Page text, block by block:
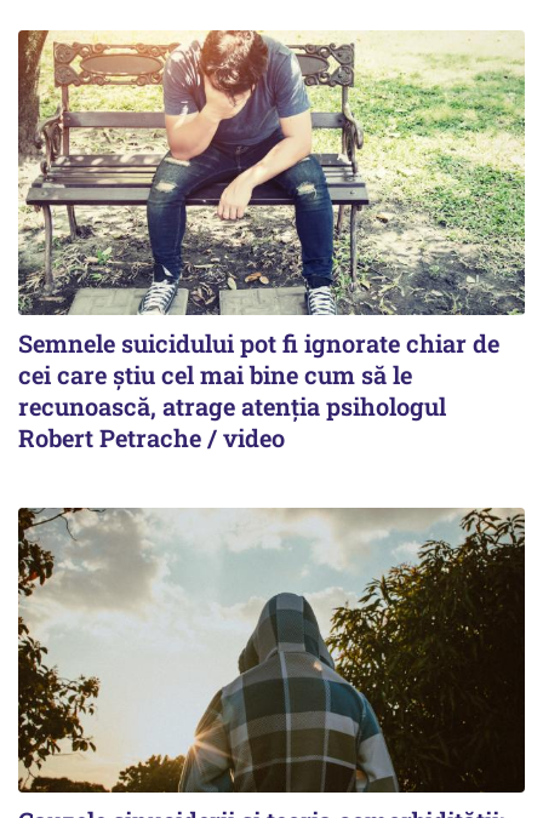
Semnele suicidului pot fi ignorate chiar de
cei care știu cel mai bine cum să le
recunoască, atrage atenția psihologul
Robert Petrache / video